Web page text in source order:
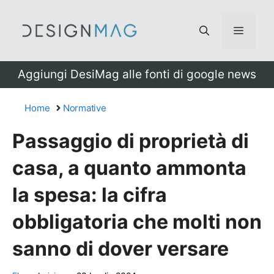
Menu
Aggiungi DesiMag alle fonti di google news
Home Normative
Passaggio di proprietà di
casa, a quanto ammonta
la spesa: la cifra
obbligatoria che molti non
sanno di dover versare